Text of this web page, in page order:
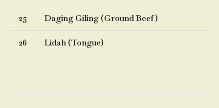
25 Daging Giling (Ground Beef)
26 Lidah (Tongue)